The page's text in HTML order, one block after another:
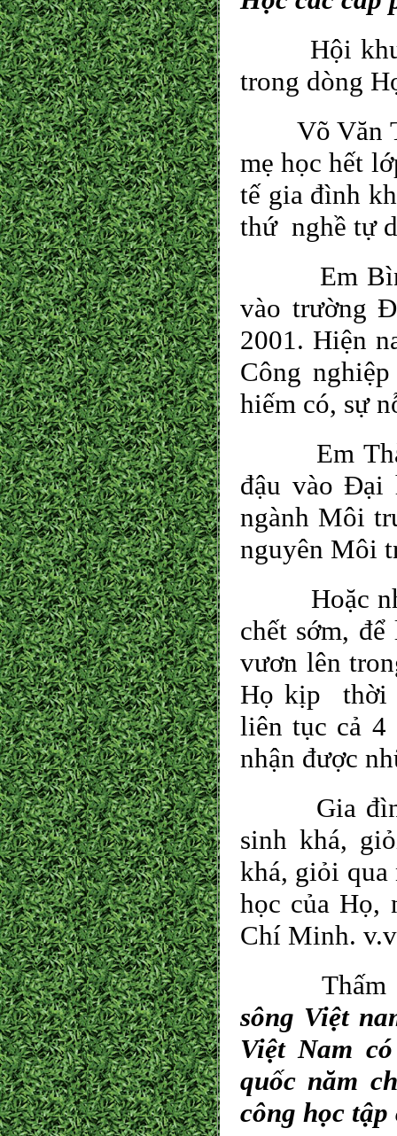
Hội
trong dòng
Võ Văn
mẹ học hết
tế gia đình
thứ nghề tự
Em Bình
vào trường
2001. Hiện
Công
hiếm có, sự
Em
đậu vào Đại
ngành Môi
nguyên Môi
Hoặc như
chết sớm,
vươn lên
Họ kịp thời
liên tục cả 4
nhận được
Gia đình
sinh khá,
khá, giỏi qua
học của Họ,
Chí Minh.
Thấm
sông Việt
Việt Nam
quốc năm
công học tập